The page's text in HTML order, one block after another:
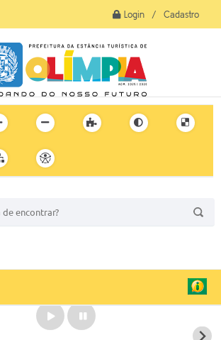
Login / Cadastro